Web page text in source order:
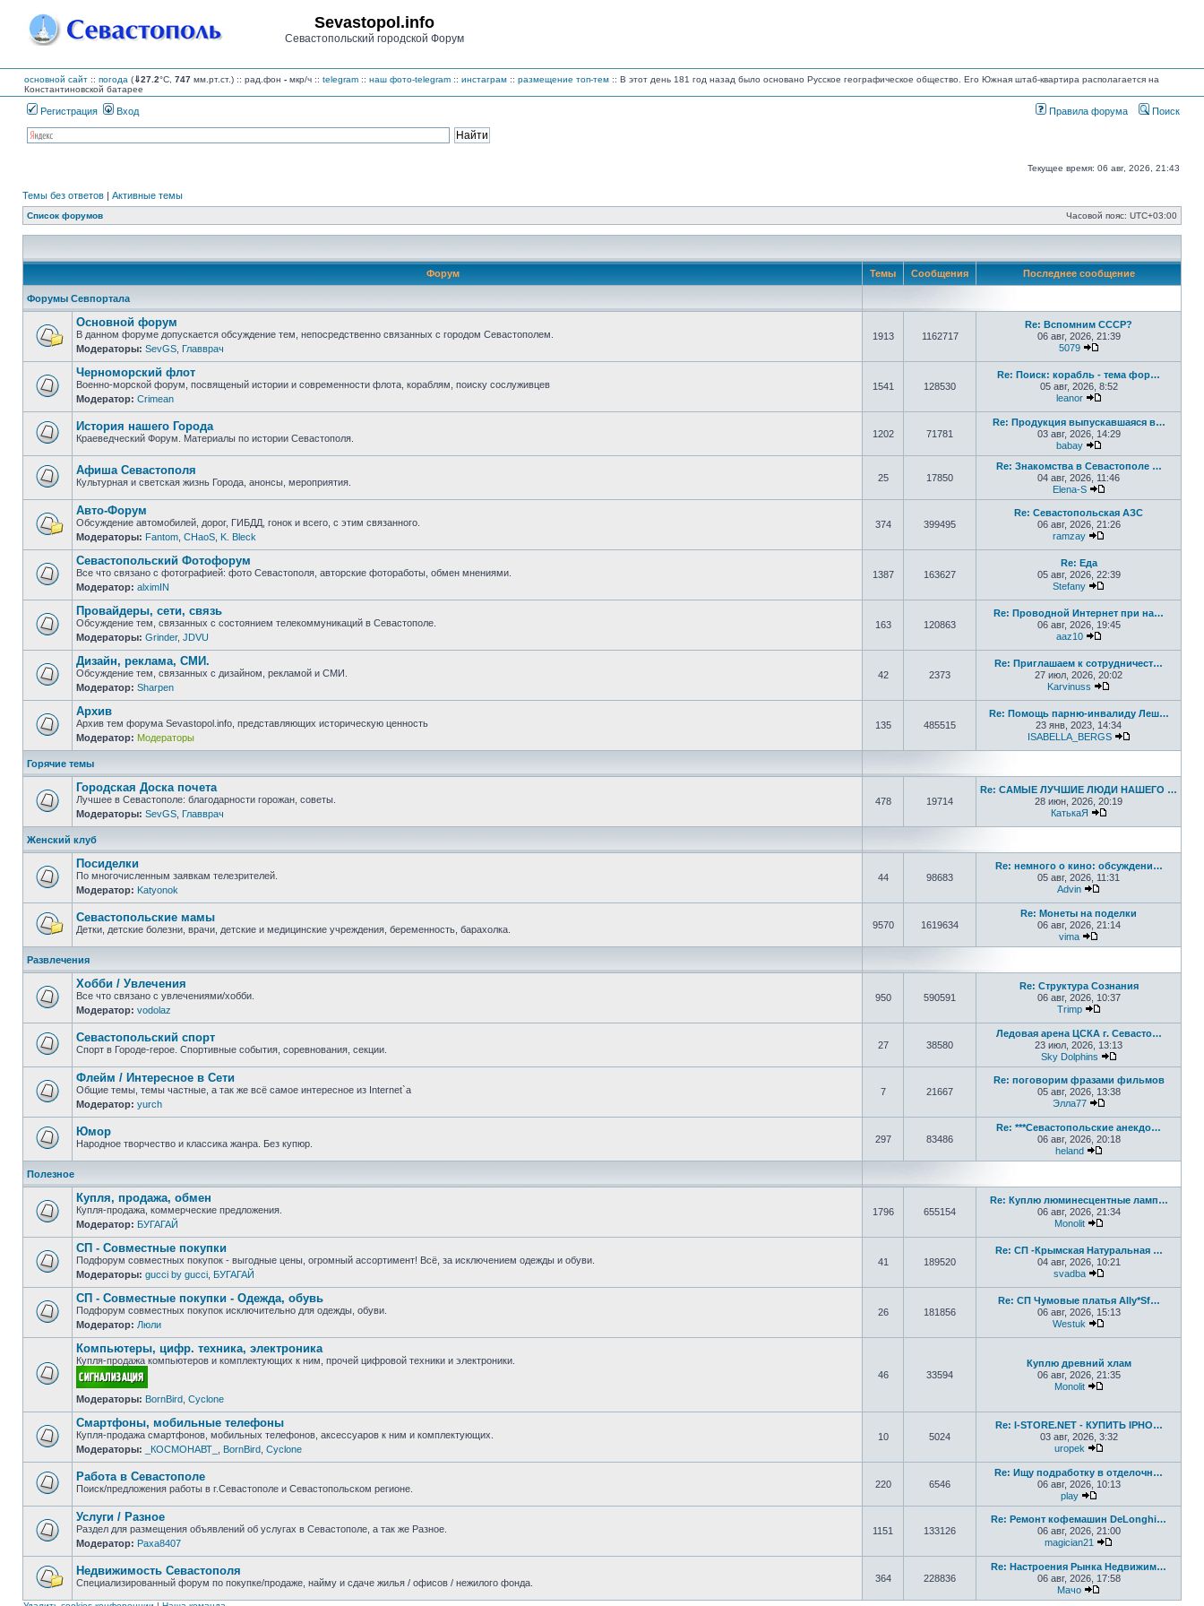
Sevastopol.info
Севастопольский городской Форум
основной сайт :: погода (⇓27.2°C, 747 мм.рт.ст.) :: рад.фон - мкр/ч :: telegram :: наш фото-telegram :: инстаграм :: размещение топ-тем :: В этот день 181 год назад было основано Русское географическое общество. Его Южная штаб-квартира располагается на
Константиновской батарее
Регистрация Вход Правила форума Поиск
Текущее время: 06 авг, 2026, 21:43
Темы без ответов | Активные темы
Список форумов Часовой пояс: UTC+03:00
Форум Темы Сообщения Последнее сообщение
Форумы Севпортала
Нет
непрочитанных
сообщений
Основной форум
В данном форуме допускается обсуждение тем, непосредственно связанных с городом Севастополем.
Модераторы: SevGS Главврач
1913 1162717
Re: Вспомним СССР?
06 авг, 2026, 21:39
5079
Нет
непрочитанных
сообщений
Черноморский флот
Военно-морской форум, посвященый истории и современности флота, кораблям, поиску сослуживцев
Модератор: Crimean
1541 128530
Re: Поиск: корабль - тема фор…
05 авг, 2026, 8:52
leanor
непрочитанных
сообщений
История нашего Города
Краеведческий Форум. Материалы по истории Севастополя. 1202 71781
Re: Продукция выпускавшаяся в…
03 авг, 2026, 14:29
babay
Перейти к
непрочитанных
сообщений
Афиша Севастополя
Культурная и светская жизнь Города, анонсы, мероприятия. 25 17850
Re: Знакомства в Севастополе …
04 авг, 2026, 11:46
Elena-S
Перейти к
Нет
непрочитанных
сообщений
Авто-Форум
Обсуждение автомобилей, дорог, ГИБДД, гонок и всего, с этим связанного.
Модераторы: Fantom CHaoS K. Bleck
374 399495
Re: Севастопольская АЗС
06 авг, 2026, 21:26
ramzay
Нет
непрочитанных
сообщений
Севастопольский Фотофорум
Все что связано с фотографией: фото Севастополя, авторские фотоработы, обмен мнениями.
Модератор: alximIN
1387 163627
Re: Еда
05 авг, 2026, 22:39
Stefany
Нет
непрочитанных
сообщений
Провайдеры, сети, связь
Обсуждение тем, связанных с состоянием телекоммуникаций в Севастополе.
Модераторы: Grinder, JDVU
163 120863
Re: Проводной Интернет при на…
06 авг, 2026, 19:45
aaz10
Нет
непрочитанных
сообщений
Дизайн, реклама, СМИ.
Обсуждение тем, связанных с дизайном, рекламой и СМИ.
Модератор: Sharpen
42 2373
Re: Приглашаем к сотрудничест…
27 июл, 2026, 20:02
Karvinuss
Нет
непрочитанных
сообщений
Архив
Архив тем форума Sevastopol.info, представляющих историческую ценность
Модератор: Модераторы
135 485515
Re: Помощь парню-инвалиду Леш…
23 янв, 2023, 14:34
ISABELLA_BERGS
Горячие темы
Нет
непрочитанных
сообщений
Городская Доска почета
Лучшее в Севастополе: благодарности горожан, советы.
Модераторы: SevGS Главврач
478 19714
Re: САМЫЕ ЛУЧШИЕ ЛЮДИ НАШЕГО …
28 июн, 2026, 20:19
КатькаЯ
Женский клуб
Нет
непрочитанных
сообщений
Посиделки
По многочисленным заявкам телезрителей.
Модератор: Katyonok
44 98683
Re: немного о кино: обсуждени…
05 авг, 2026, 11:31
Advin
непрочитанных
сообщений
Севастопольские мамы
Детки, детские болезни, врачи, детские и медицинские учреждения, беременность, барахолка. 9570 1619634
Re: Монеты на поделки
06 авг, 2026, 21:14
vima
Перейти к
Развлечения
Нет
непрочитанных
сообщений
Хобби / Увлечения
Все что связано с увлечениями/хобби.
Модератор: vodolaz
950 590591
Re: Структура Сознания
06 авг, 2026, 10:37
Trimp
непрочитанных
сообщений
Севастопольский спорт
Спорт в Городе-герое. Спортивные события, соревнования, секции. 27 38580
Ледовая арена ЦСКА г. Севасто…
23 июл, 2026, 13:13
Sky Dolphins
Перейти к
Нет
непрочитанных
сообщений
Флейм / Интересное в Cети
Общие темы, темы частные, а так же всё самое интересное из Internet`а
Модератор: yurch
7 21667
Re: поговорим фразами фильмов
05 авг, 2026, 13:38
Элла77
непрочитанных
сообщений
Юмор
Народное творчество и классика жанра. Без купюр. 297 83486
Re: ***Севастопольские анекдо…
06 авг, 2026, 20:18
heland
Перейти к
Полезное
Нет
непрочитанных
сообщений
Купля, продажа, обмен
Купля-продажа, коммерческие предложения.
Модератор: БУГАГАЙ
1796 655154
Re: Куплю люминесцентные ламп…
06 авг, 2026, 21:34
Monolit
Нет
непрочитанных
сообщений
СП - Совместные покупки
Подфорум совместных покупок - выгодные цены, огромный ассортимент! Всё, за исключением одежды и обуви.
Модераторы: gucci by gucci БУГАГАЙ
41 189520
Re: СП -Крымская Натуральная …
04 авг, 2026, 10:21
svadba
Нет
непрочитанных
сообщений
СП - Совместные покупки - Одежда, обувь
Подфорум совместных покупок исключительно для одежды, обуви.
Модератор: Люли
26 181856
Re: СП Чумовые платья Ally*Sf…
06 авг, 2026, 15:13
Westuk
Нет
непрочитанных
Компьютеры, цифр. техника, электроника
Купля-продажа компьютеров и комплектующих к ним, прочей цифровой техники и электроники.
Модераторы: BornBird Cyclone
46 33594
Куплю древний хлам
06 авг, 2026, 21:35
Monolit
Нет
непрочитанных
сообщений
Смартфоны, мобильные телефоны
Купля-продажа смартфонов, мобильных телефонов, аксессуаров к ним и комплектующих.
Модераторы:
_КОСМОНАВТ_ BornBird Cyclone
10 5024
Re: I-STORE.NET - КУПИТЬ IPHO…
03 авг, 2026, 3:32
uropek
непрочитанных
сообщений
Работа в Севастополе
Поиск/предложения работы в г.Севастополе и Севастопольском регионе. 220 6546
Re: Ищу подработку в отделочн…
06 авг, 2026, 10:13
play
Перейти к
Нет
непрочитанных
сообщений
Услуги / Разное
Раздел для размещения объявлений об услугах в Севастополе, а так же Разное.
Модератор: Paxa8407
1151 133126
Re: Ремонт кофемашин DeLonghi…
06 авг, 2026, 21:00
magician21
непрочитанных
Недвижимость Севастополя
Специализированный форум по покупке/продаже, найму и сдаче жилья / офисов / нежилого фонда. 364 228836
Re: Настроения Рынка Недвижим…
06 авг, 2026, 17:58
Мачо
Перейти к